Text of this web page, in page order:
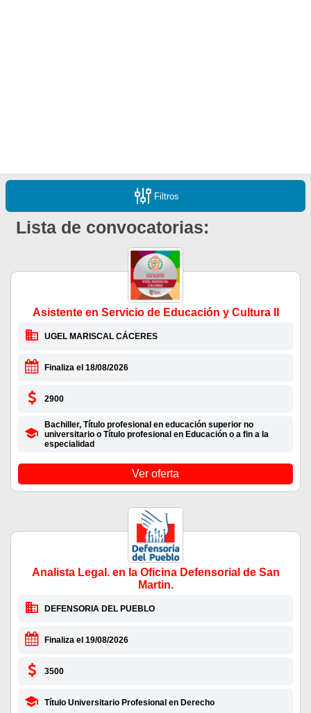
Filtros
Lista de convocatorias:
Asistente en Servicio de Educación y Cultura II
UGEL MARISCAL CÁCERES
Finaliza el 18/08/2026
2900
Bachiller, Título profesional en educación superior no
universitario o Título profesional en Educación o a fin a la
especialidad
Ver oferta
Analista Legal. en la Oficina Defensorial de San
Martin.
DEFENSORIA DEL PUEBLO
Finaliza el 19/08/2026
3500
Título Universitario Profesional en Derecho